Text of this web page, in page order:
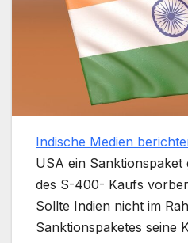
Indische Medien
USA ein Sanktionspaket
des S-400- Kaufs
Sollte Indien nicht im
Sanktionspaketes seine